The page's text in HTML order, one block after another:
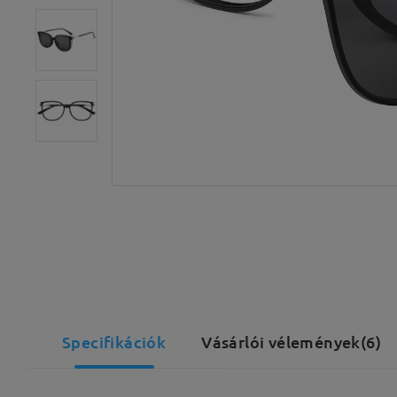
Specifikációk Vásárlói vélemények(6)